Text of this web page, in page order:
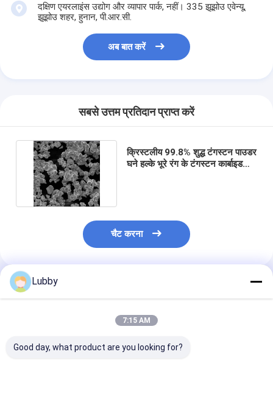
दक्षिण एयरलाइंस उद्योग और व्यापार पार्क, नहीं। 335 झूझोउ एवेन्यू,
झूझोउ शहर, हुनान, पी.आर.सी.
अब बात करें
सबसे उत्तम प्रतिदान प्राप्त करें
क्रिस्टलीय 99.8% शुद्ध टंगस्टन पाउडर
घने हल्के भूरे रंग के टंगस्टन कार्बाइड
चैट करना
अनुशंसित उत्पाद
Lubby
7:15 AM
Good day, what product are you looking for?